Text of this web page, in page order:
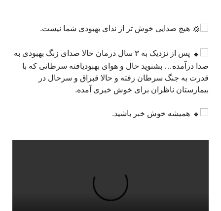
هیچ صدایی خوش تر از ندای بهبودی شما نیست.
پس از نزدیک به ۳ سال درمان حالا صدای زنگ بهبودی به
صدا درآمده… بشنوید حال و هوای بهبودیافته سرطانی که با
قدرت به جنگ سرطان رفته و حالا قبراق و سرحال در
بیمارستان ناظران برای خوش خبری آمده.
همیشه خوش خبر باشید.